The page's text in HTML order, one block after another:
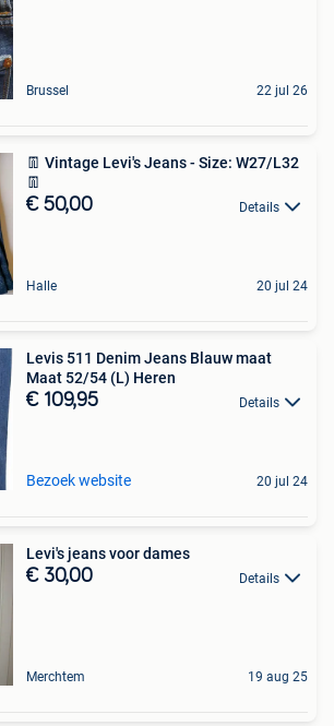
Brussel 22 jul 26
👖 Vintage Levi's Jeans - Size: W27/L32
👖
€ 50,00 Details
Halle 20 jul 24
Levis 511 Denim Jeans Blauw maat
Maat 52/54 (L) Heren
€ 109,95 Details
Bezoek website 20 jul 24
Levi's jeans voor dames
€ 30,00 Details
Merchtem 19 aug 25